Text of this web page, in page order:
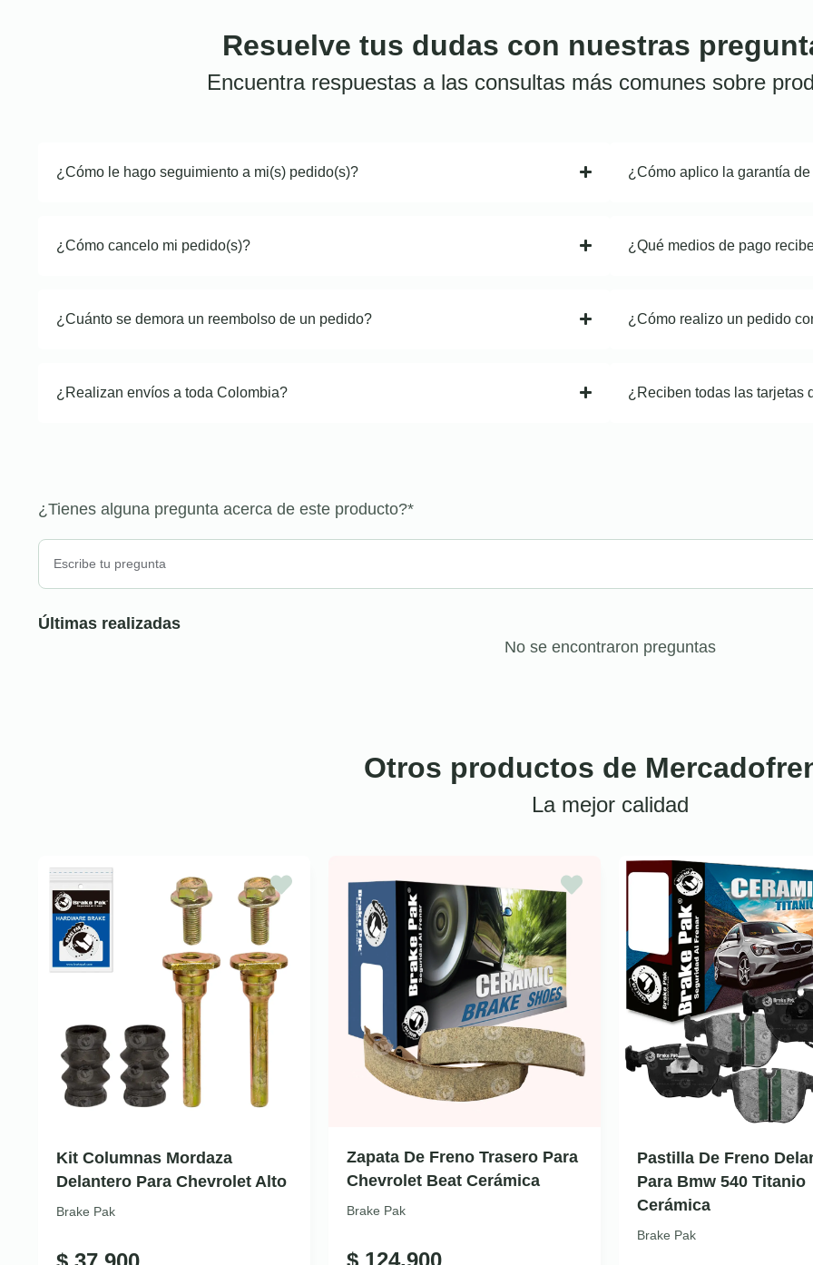
Resuelve tus dudas con nuestras
Encuentra respuestas a las consultas más comunes sobre
¿Cómo le hago seguimiento a mi(s) pedido(s)?
¿Cómo cancelo mi pedido(s)?
¿Cuánto se demora un reembolso de un pedido?
¿Realizan envíos a toda Colombia?
¿Cómo aplico la garantía
¿Qué medios de pago
¿Cómo realizo un pedido
¿Reciben todas las tarjetas
¿Tienes alguna pregunta acerca de este producto?*
Últimas realizadas
No se encontraron preguntas
Otros productos de
La mejor calidad
Kit Columnas Mordaza
Delantero Para Chevrolet Alto
Brake Pak
Zapata De Freno Trasero Para
Chevrolet Beat Cerámica
Brake Pak
$ 124.900
Pastilla De Freno
Para Bmw 540 Titanio
Cerámica
Brake Pak